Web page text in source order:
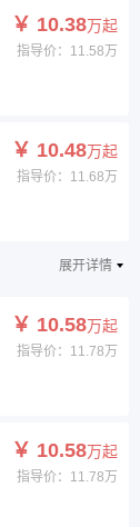
￥ 10.38万起
指导价：11.58万
￥ 10.48万起
指导价：11.68万
展开详情
￥ 10.58万起
指导价：11.78万
￥ 10.58万起
指导价：11.78万